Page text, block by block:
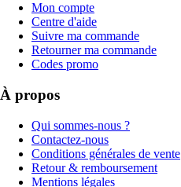
Mon compte
Centre d'aide
Suivre ma commande
Retourner ma commande
Codes promo
À propos
Qui sommes-nous ?
Contactez-nous
Conditions générales de vente
Retour & remboursement
Mentions légales